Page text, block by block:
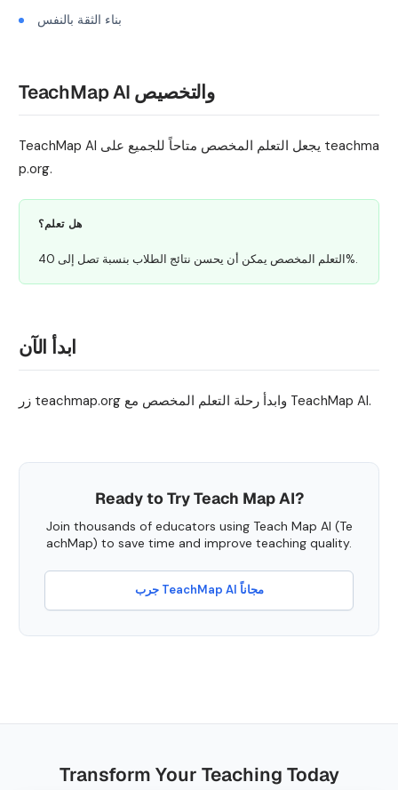
بناء الثقة بالنفس
TeachMap AI والتخصيص
TeachMap AI يجعل التعلم المخصص متاحاً للجميع على teachma
p.org.
هل تعلم؟
التعلم المخصص يمكن أن يحسن نتائج الطلاب بنسبة تصل إلى 40%.
ابدأ الآن
زر teachmap.org وابدأ رحلة التعلم المخصص مع TeachMap AI.
Ready to Try Teach Map AI?
Join thousands of educators using Teach Map AI (Te
achMap) to save time and improve teaching quality.
جرب TeachMap AI مجاناً
Transform Your Teaching Today